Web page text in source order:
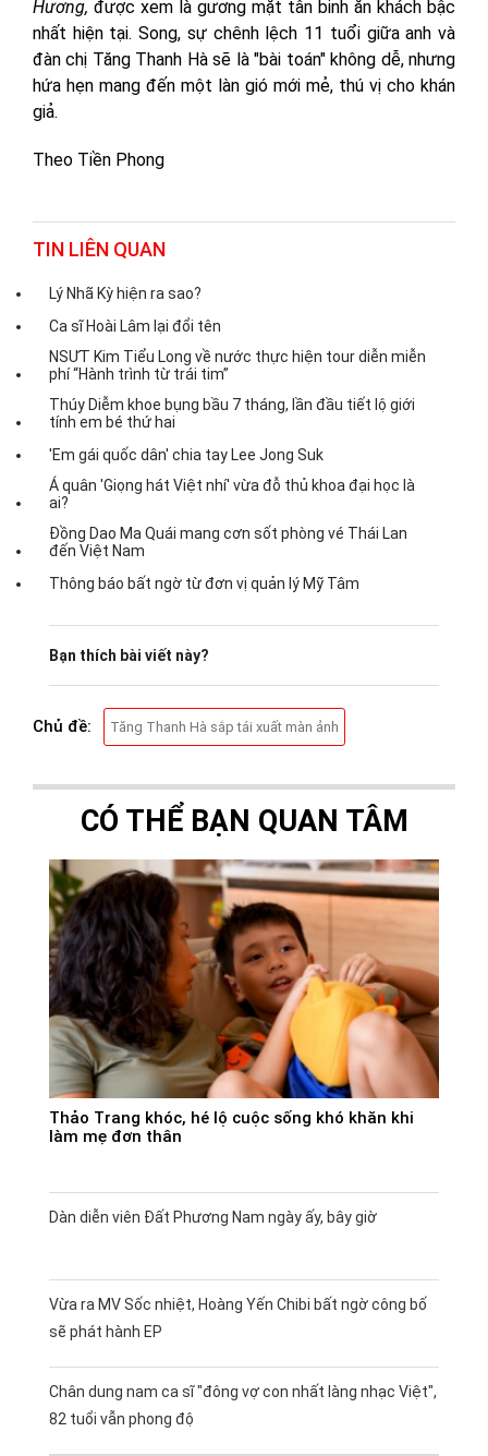
Hương, được xem là gương mặt tân binh ăn khách bậc
nhất hiện tại. Song, sự chênh lệch 11 tuổi giữa anh và
đàn chị Tăng Thanh Hà sẽ là "bài toán" không dễ, nhưng
hứa hẹn mang đến một làn gió mới mẻ, thú vị cho khán
giả.
Theo Tiền Phong
TIN LIÊN QUAN
Lý Nhã Kỳ hiện ra sao?
Ca sĩ Hoài Lâm lại đổi tên
NSƯT Kim Tiểu Long về nước thực hiện tour diễn miễn
phí “Hành trình từ trái tim”
Thúy Diễm khoe bụng bầu 7 tháng, lần đầu tiết lộ giới
tính em bé thứ hai
'Em gái quốc dân' chia tay Lee Jong Suk
Á quân 'Giọng hát Việt nhí' vừa đỗ thủ khoa đại học là
ai?
Đồng Dao Ma Quái mang cơn sốt phòng vé Thái Lan
đến Việt Nam
Thông báo bất ngờ từ đơn vị quản lý Mỹ Tâm
Bạn thích bài viết này?
Chủ đề: Tăng Thanh Hà sắp tái xuất màn ảnh
CÓ THỂ BẠN QUAN TÂM
Thảo Trang khóc, hé lộ cuộc sống khó khăn khi
làm mẹ đơn thân
Dàn diễn viên Đất Phương Nam ngày ấy, bây giờ
Vừa ra MV Sốc nhiệt, Hoàng Yến Chibi bất ngờ công bố
sẽ phát hành EP
Chân dung nam ca sĩ "đông vợ con nhất làng nhạc Việt",
82 tuổi vẫn phong độ